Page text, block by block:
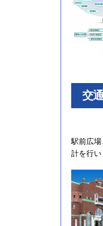
交
駅前広
計を行い